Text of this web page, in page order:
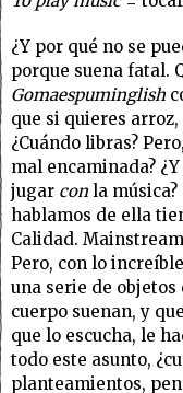
¿Y por qué no se
porque suena fatal.
Gomaespuminglish
que si quieres
¿Cuándo libras?
mal encaminada?
jugar con la
hablamos de ella
Calidad.
Pero, con lo
una serie de
cuerpo suenan, y
que lo escucha, le
todo este asunto,
planteamientos,